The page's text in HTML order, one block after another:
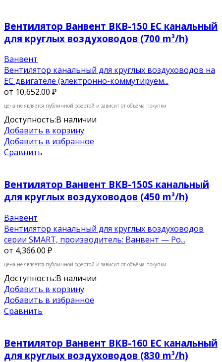
Вентилятор Ванвент ВКВ-150 EC канальный
для круглых воздуховодов (700 m³/h)
Ванвент
Вентилятор канальный для круглых воздуховодов на
ЕС двигателе (электронно-коммутируем...
от 10,652.00 ₽
цена не является публичной офертой и зависит от объёма покупки
Доступность:В наличии
Добавить в корзину
Добавить в избранное
Сравнить
Вентилятор Ванвент ВКВ-150S канальный
для круглых воздуховодов (450 m³/h)
Ванвент
Вентилятор канальный для круглых воздуховодов
серии SMART, производитель: Ванвент — Ро...
от 4,366.00 ₽
цена не является публичной офертой и зависит от объёма покупки
Доступность:В наличии
Добавить в корзину
Добавить в избранное
Сравнить
Вентилятор Ванвент ВКВ-160 EC канальный
для круглых воздуховодов (830 m³/h)